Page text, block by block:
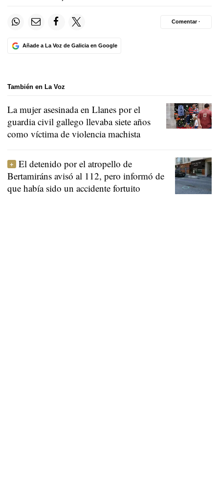
Añade a La Voz de Galicia en Google
Comentar ·
También en La Voz
La mujer asesinada en Llanes por el
guardia civil gallego llevaba siete años
como víctima de violencia machista
El detenido por el atropello de
Bertamiráns avisó al 112, pero informó de
que había sido un accidente fortuito